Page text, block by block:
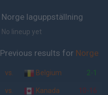
Norge laguppställning
No lineup yet
Previous results for Norge
vs. Belgium 2-1
vs. Kanada 10-16